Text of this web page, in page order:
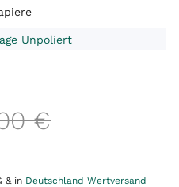
Unpoliert
€
& in Deutschland Wertversand